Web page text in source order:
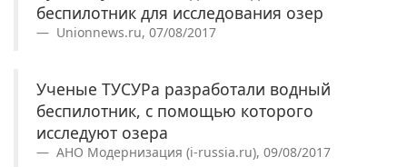
беспилотник для исследования озер
Unionnews.ru, 07/08/2017
Ученые ТУСУРа разработали водный
беспилотник, с помощью которого
исследуют озера
АНО Модернизация (i-russia.ru), 09/08/2017